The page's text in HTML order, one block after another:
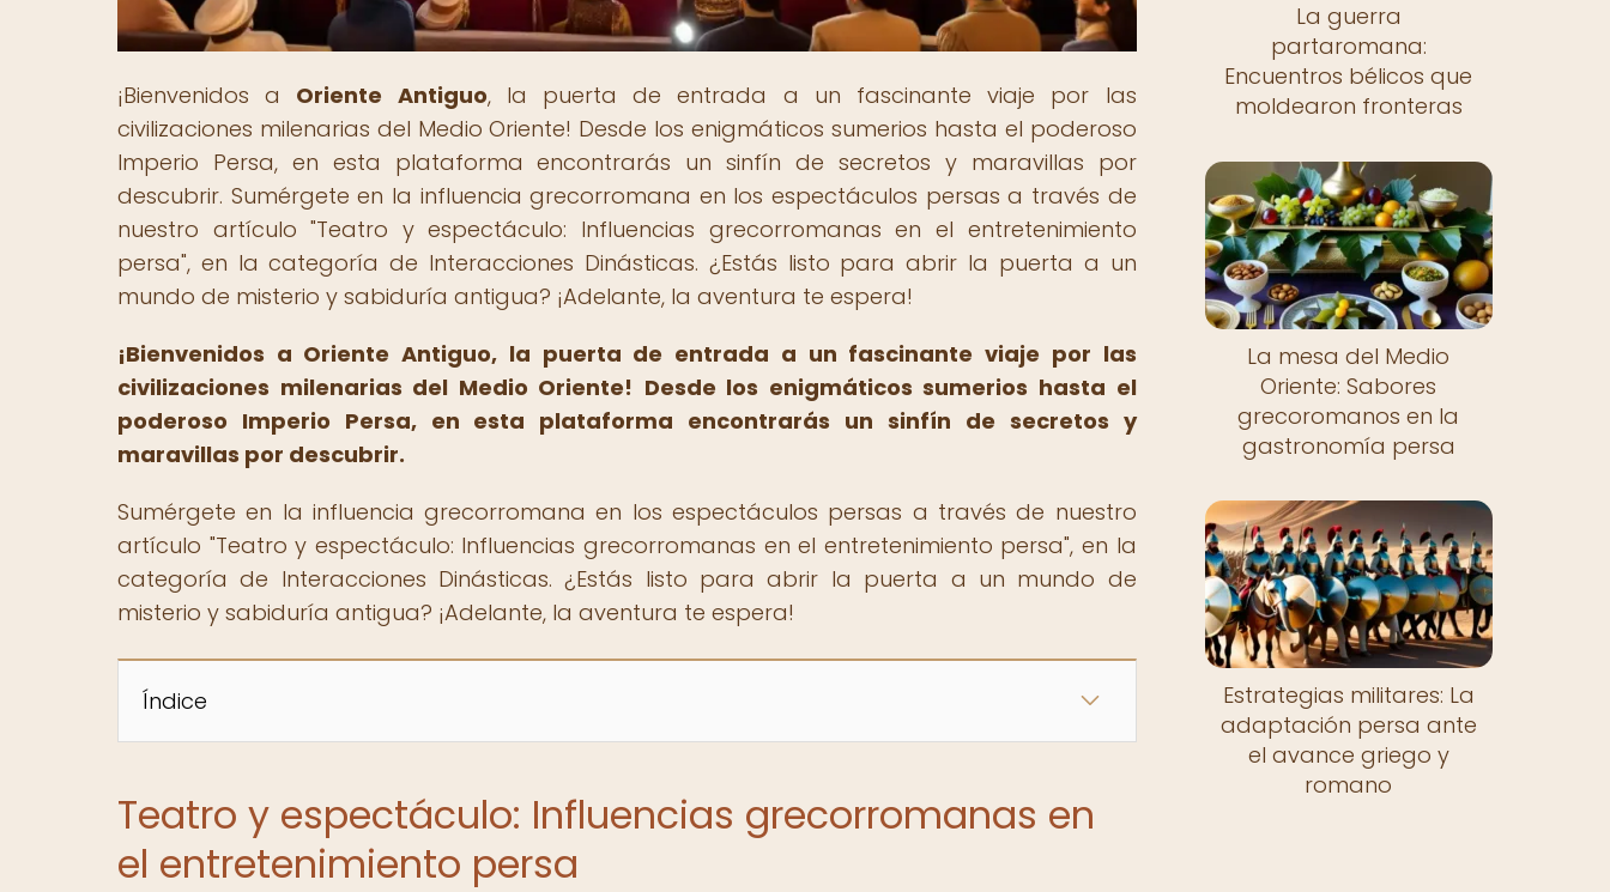
¡Bienvenidos a Oriente Antiguo, la puerta de entrada a un fascinante viaje por las
civilizaciones milenarias del Medio Oriente! Desde los enigmáticos sumerios hasta el poderoso
Imperio Persa, en esta plataforma encontrarás un sinfín de secretos y maravillas por
descubrir. Sumérgete en la influencia grecorromana en los espectáculos persas a través de
nuestro artículo "Teatro y espectáculo: Influencias grecorromanas en el entretenimiento
persa", en la categoría de Interacciones Dinásticas. ¿Estás listo para abrir la puerta a un
mundo de misterio y sabiduría antigua? ¡Adelante, la aventura te espera!
¡Bienvenidos a Oriente Antiguo, la puerta de entrada a un fascinante viaje por las
civilizaciones milenarias del Medio Oriente! Desde los enigmáticos sumerios hasta el
poderoso Imperio Persa, en esta plataforma encontrarás un sinfín de secretos y
maravillas por descubrir.
Sumérgete en la influencia grecorromana en los espectáculos persas a través de nuestro
artículo "Teatro y espectáculo: Influencias grecorromanas en el entretenimiento persa", en la
categoría de Interacciones Dinásticas. ¿Estás listo para abrir la puerta a un mundo de
misterio y sabiduría antigua? ¡Adelante, la aventura te espera!
Índice
Teatro y espectáculo: Influencias grecorromanas en
el entretenimiento persa
La guerra
partaromana:
Encuentros bélicos que
moldearon fronteras
La mesa del Medio
Oriente: Sabores
grecoromanos en la
gastronomía persa
Estrategias militares: La
adaptación persa ante
el avance griego y
romano